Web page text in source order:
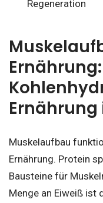
Regeneration
Muskelaufbau
Ernährung. Protein
Bausteine für
Menge an Eiweiß ist